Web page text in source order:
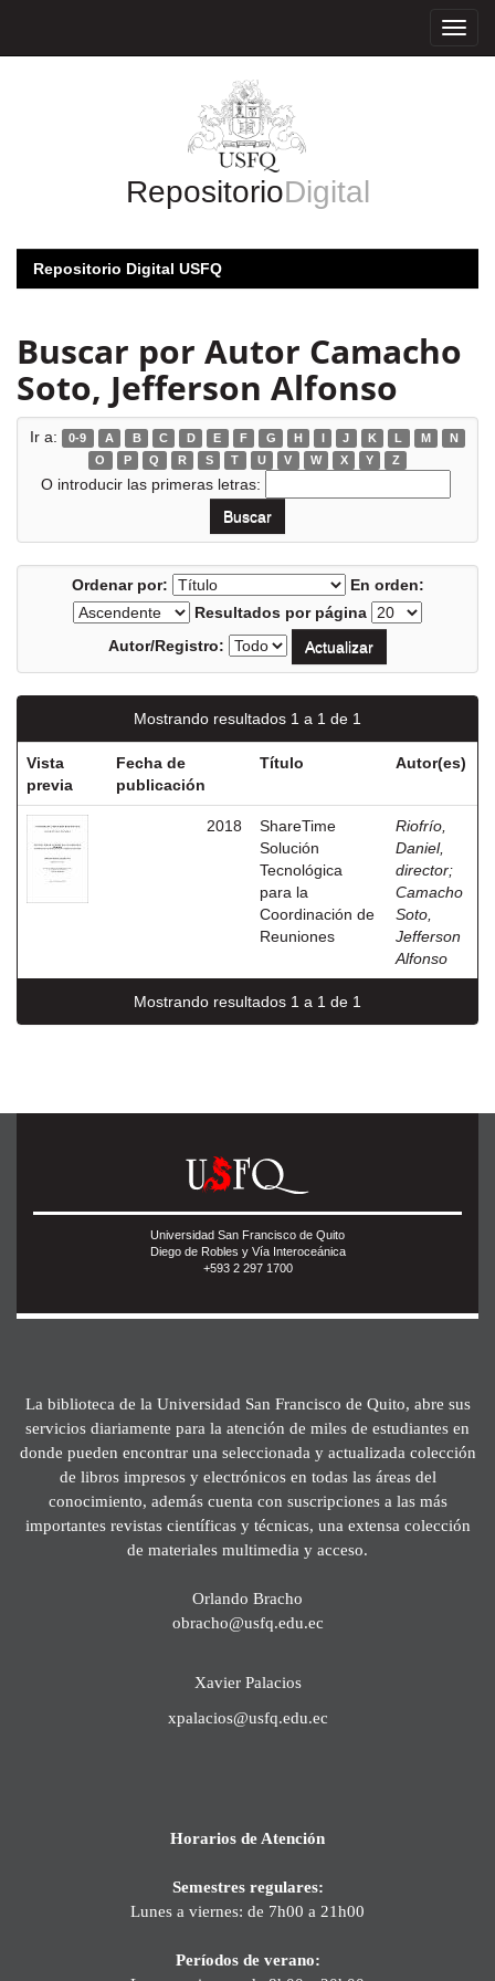
RepositorioDigital
Repositorio Digital USFQ
Buscar por Autor Camacho
Soto, Jefferson Alfonso
Ir a: 0-9 A B C D E F G H I J K L M
N
O
P Q R S T U V W X Y Z
O introducir las primeras letras:
Ordenar por:
En orden:
Resultados por página
Autor/Registro:
Mostrando resultados 1 a 1 de 1
Vista
previa
Fecha de
publicación
Título Autor(es)
2018
ShareTime
Solución
Tecnológica
para la
Coordinación de
Reuniones
Riofrío,
Daniel,
director;
Camacho
Soto,
Jefferson
Alfonso
Mostrando resultados 1 a 1 de 1
Universidad San Francisco de Quito
Diego de Robles y Vía Interoceánica
+593 2 297 1700
La biblioteca de la Universidad San Francisco de Quito, abre sus
servicios diariamente para la atención de miles de estudiantes en
donde pueden encontrar una seleccionada y actualizada colección
de libros impresos y electrónicos en todas las áreas del
conocimiento, además cuenta con suscripciones a las más
importantes revistas científicas y técnicas, una extensa colección
de materiales multimedia y acceso.
Orlando Bracho
obracho@usfq.edu.ec
Xavier Palacios
xpalacios@usfq.edu.ec
Horarios de Atención
Semestres regulares:
Lunes a viernes: de 7h00 a 21h00
Períodos de verano: